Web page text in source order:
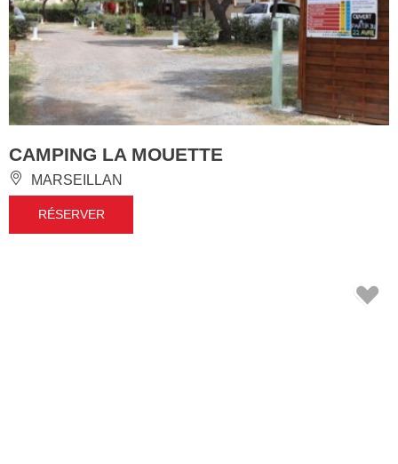
CAMPING LA MOUETTE
MARSEILLAN
RÉSERVER